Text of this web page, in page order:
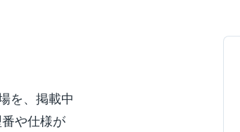
を、掲載中
や仕様が